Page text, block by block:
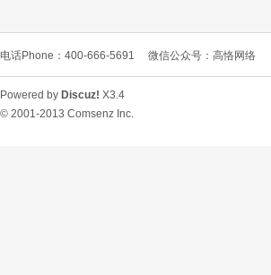
电话Phone：400-666-5691 微信公众号：高恪网络
Powered by Discuz! X3.4
© 2001-2013 Comsenz Inc.